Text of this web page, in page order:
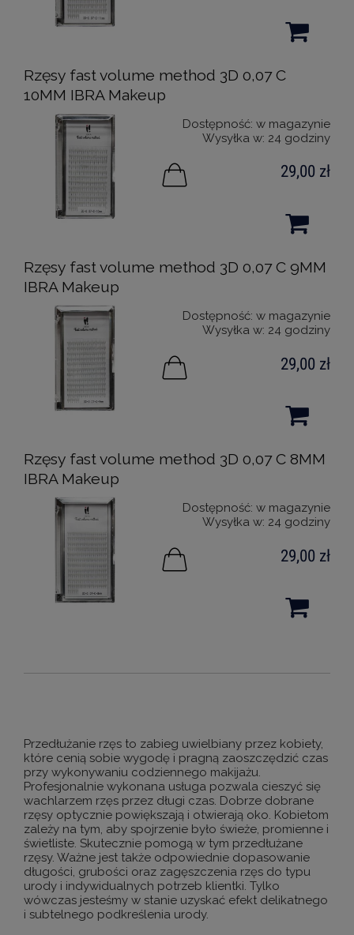
Rzęsy fast volume method 3D 0,07 C
10MM IBRA Makeup
Dostępność: w magazynie
Wysyłka w: 24 godziny
29,00 zł
Rzęsy fast volume method 3D 0,07 C 9MM
IBRA Makeup
Dostępność: w magazynie
Wysyłka w: 24 godziny
29,00 zł
Rzęsy fast volume method 3D 0,07 C 8MM
IBRA Makeup
Dostępność: w magazynie
Wysyłka w: 24 godziny
29,00 zł
Przedłużanie rzęs to zabieg uwielbiany przez kobiety,
które cenią sobie wygodę i pragną zaoszczędzić czas
przy wykonywaniu codziennego makijażu.
Profesjonalnie wykonana usługa pozwala cieszyć się
wachlarzem rzęs przez długi czas. Dobrze dobrane
rzęsy optycznie powiększają i otwierają oko. Kobietom
zależy na tym, aby spojrzenie było świeże, promienne i
świetliste. Skutecznie pomogą w tym przedłużane
rzęsy. Ważne jest także odpowiednie dopasowanie
długości, grubości oraz zagęszczenia rzęs do typu
urody i indywidualnych potrzeb klientki. Tylko
wówczas jesteśmy w stanie uzyskać efekt delikatnego
i subtelnego podkreślenia urody.